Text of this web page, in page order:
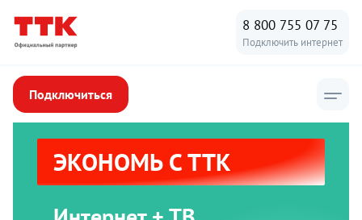
8 800 755 07 75
Подключить интернет
Подключиться
ЭКОНОМЬ С ТТК